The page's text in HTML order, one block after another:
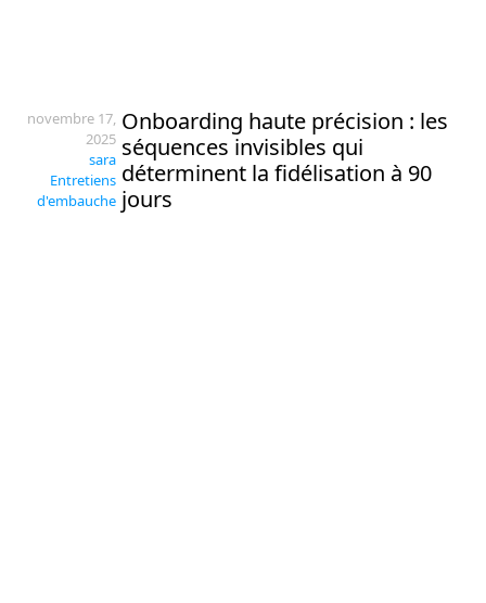
novembre 17,
2025
sara
Entretiens
d'embauche
Onboarding haute précision : les
séquences invisibles qui
déterminent la fidélisation à 90
jours